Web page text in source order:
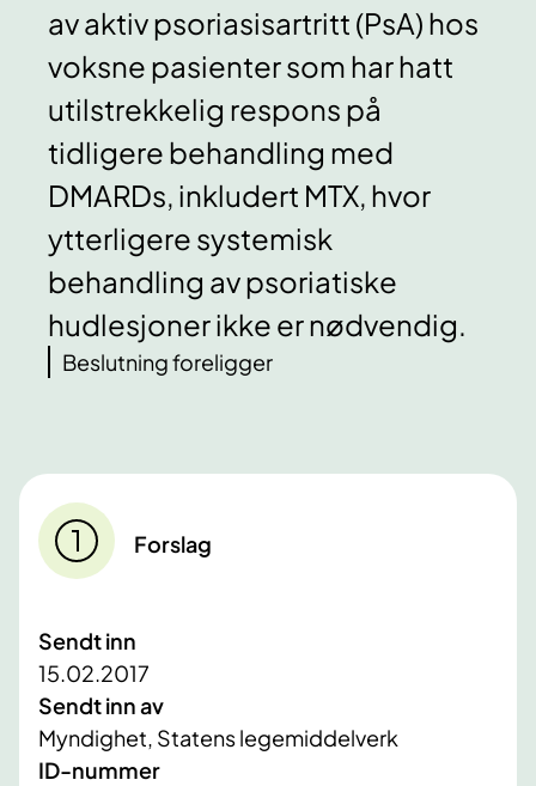
av aktiv psoriasisartritt (PsA) hos
voksne pasienter som har hatt
utilstrekkelig respons på
tidligere behandling med
DMARDs, inkludert MTX, hvor
ytterligere systemisk
behandling av psoriatiske
hudlesjoner ikke er nødvendig.
Beslutning foreligger
Forslag
Sendt inn
15.02.2017
Sendt inn av
Myndighet, Statens legemiddelverk
ID-nummer